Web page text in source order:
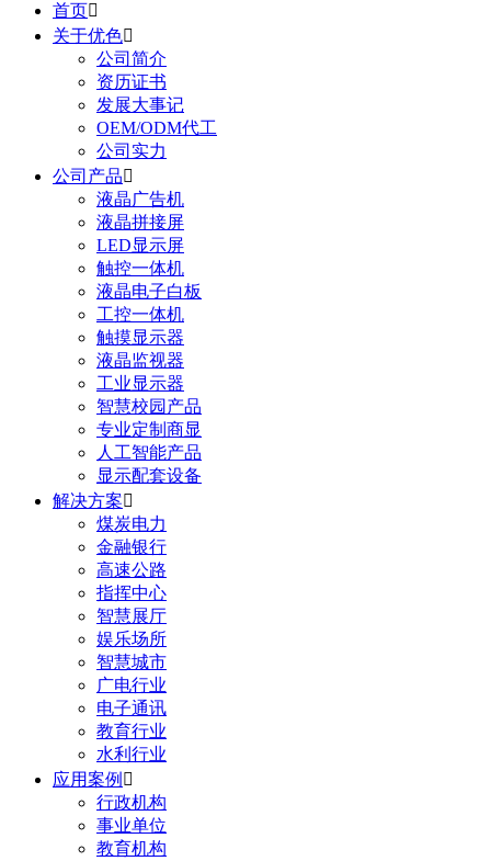
首页
关于优色
公司简介
资历证书
发展大事记
OEM/ODM代工
公司实力
公司产品
液晶广告机
液晶拼接屏
LED显示屏
触控一体机
液晶电子白板
工控一体机
触摸显示器
液晶监视器
工业显示器
智慧校园产品
专业定制商显
人工智能产品
显示配套设备
解决方案
煤炭电力
金融银行
高速公路
指挥中心
智慧展厅
娱乐场所
智慧城市
广电行业
电子通讯
教育行业
水利行业
应用案例 
行政机构
事业单位
教育机构